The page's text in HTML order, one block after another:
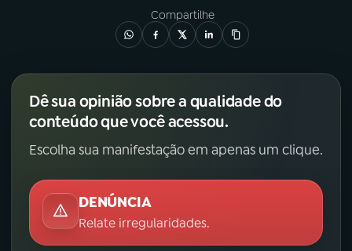
Compartilhe
Dê sua opinião sobre a qualidade do
conteúdo que você acessou.
Escolha sua manifestação em apenas um clique.
DENÚNCIA
Relate irregularidades.